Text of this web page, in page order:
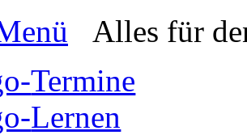
Alles für
Termine
Lernen